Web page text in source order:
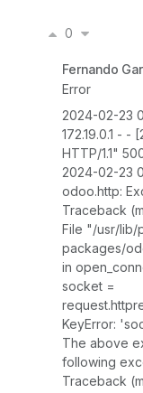
0
Fernando
Error
2024-02-23
172.19.0.1 -
HTTP/1.1"
2024-02-23
odoo.http:
Traceback
File "/usr/lib/
packages/
in
socket =
KeyError:
The above
following
Traceback